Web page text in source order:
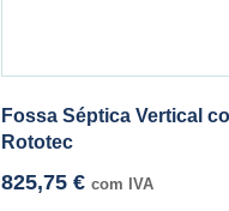
Fossa Séptica Vertical
Rototec
825,75 € com IVA